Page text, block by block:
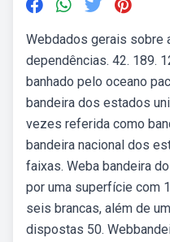
Webdados gerais sobre
dependências. 42. 189.
banhado pelo oceano
bandeira dos estados
vezes referida como
bandeira nacional dos
faixas. Weba bandeira
por uma superfície com
seis brancas, além de
dispostas 50.